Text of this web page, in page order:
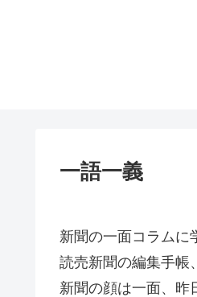
一語一義
新聞
読売新聞の編集手帳
新聞の顔は一面、昨